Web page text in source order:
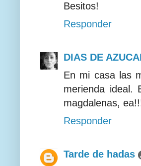
Besitos!
Responder
DIAS DE
En mi casa las
merienda ideal.
magdalenas,
Responder
Tarde de hadas